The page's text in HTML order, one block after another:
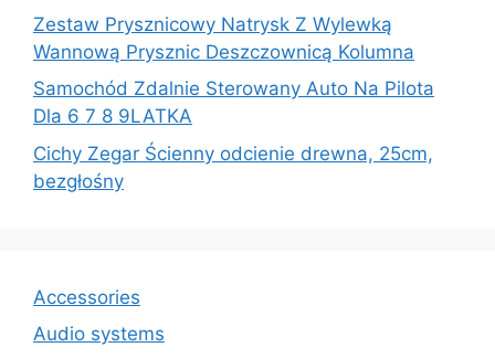
Zestaw Prysznicowy Natrysk Z Wylewką
Wannową Prysznic Deszczownicą Kolumna
Samochód Zdalnie Sterowany Auto Na Pilota
Dla 6 7 8 9LATKA
Cichy Zegar Ścienny odcienie drewna, 25cm,
bezgłośny
Accessories
Audio systems